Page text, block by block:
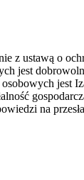
z ustawą o
jest
jest
na